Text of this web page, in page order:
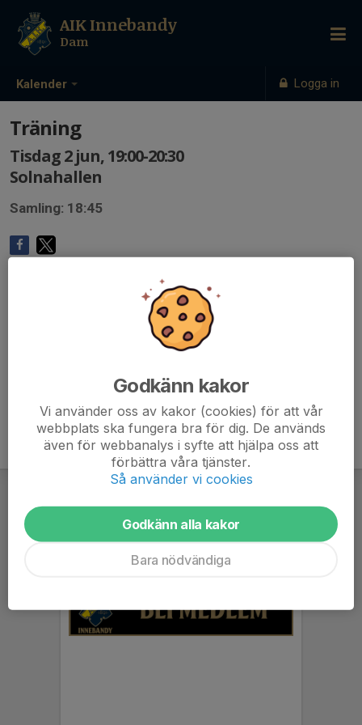
Kalender Logga in
AIK Innebandy
Dam
Träning
Tisdag 2 jun, 19:00-20:30
Solnahallen
Samling: 18:45
Godkänn kakor
Vi använder oss av kakor (cookies) för att vår
webbplats ska fungera bra för dig. De används
även för webbanalys i syfte att hjälpa oss att
förbättra våra tjänster.
Så använder vi cookies
Godkänn alla kakor
Bara nödvändiga